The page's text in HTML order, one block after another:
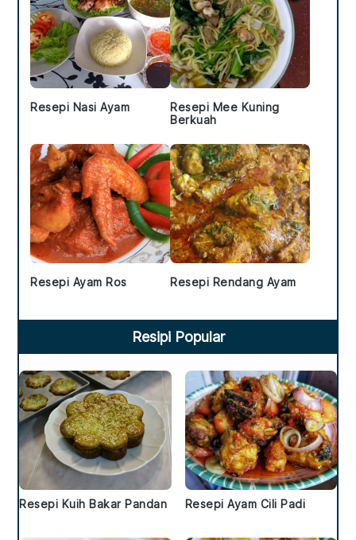
Resepi Nasi Ayam
Resepi Mee Kuning
Berkuah
Resepi Ayam Ros Resepi Rendang Ayam
Resipi Popular
Resepi Kuih Bakar Pandan Resepi Ayam Cili Padi